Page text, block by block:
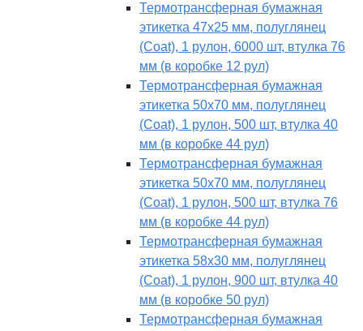
Термотрансферная бумажная
этикетка 47х25 мм, полуглянец
(Coat), 1 рулон, 6000 шт, втулка 76
мм (в коробке 12 рул)
Термотрансферная бумажная
этикетка 50х70 мм, полуглянец
(Coat), 1 рулон, 500 шт, втулка 40
мм (в коробке 44 рул)
Термотрансферная бумажная
этикетка 50х70 мм, полуглянец
(Coat), 1 рулон, 500 шт, втулка 76
мм (в коробке 44 рул)
Термотрансферная бумажная
этикетка 58х30 мм, полуглянец
(Coat), 1 рулон, 900 шт, втулка 40
мм (в коробке 50 рул)
Термотрансферная бумажная